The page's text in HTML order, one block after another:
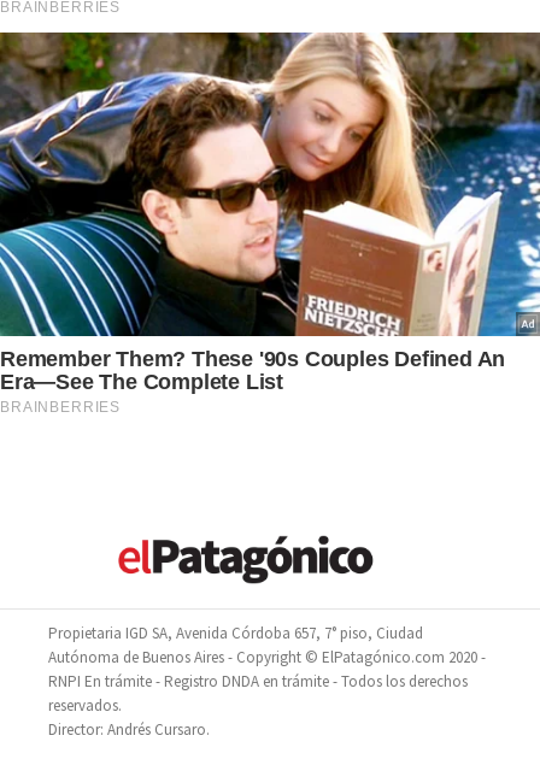
Propietaria IGD SA, Avenida Córdoba 657, 7° piso, Ciudad
Autónoma de Buenos Aires - Copyright © ElPatagónico.com 2020 -
RNPI En trámite - Registro DNDA en trámite - Todos los derechos
reservados.
Director: Andrés Cursaro.